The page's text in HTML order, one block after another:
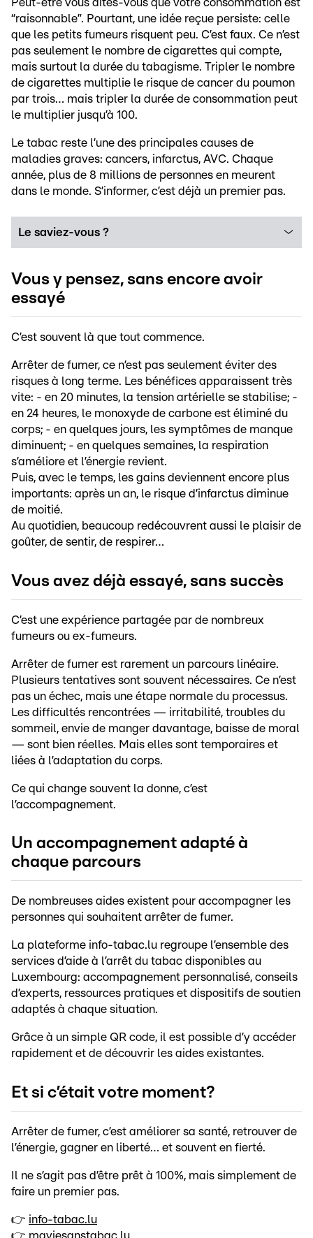
“raisonnable”. Pourtant, une idée reçue persiste: celle
que les petits fumeurs risquent peu. C’est faux. Ce n’est
pas seulement le nombre de cigarettes qui compte,
mais surtout la durée du tabagisme. Tripler le nombre
de cigarettes multiplie le risque de cancer du poumon
par trois… mais tripler la durée de consommation peut
le multiplier jusqu’à 100.
Le tabac reste l’une des principales causes de
maladies graves: cancers, infarctus, AVC. Chaque
année, plus de 8 millions de personnes en meurent
dans le monde. S’informer, c’est déjà un premier pas.
Le saviez-vous ?
Vous y pensez, sans encore avoir
essayé
C’est souvent là que tout commence.
Arrêter de fumer, ce n’est pas seulement éviter des
risques à long terme. Les bénéfices apparaissent très
vite: - en 20 minutes, la tension artérielle se stabilise; -
en 24 heures, le monoxyde de carbone est éliminé du
corps; - en quelques jours, les symptômes de manque
diminuent; - en quelques semaines, la respiration
s’améliore et l’énergie revient.
Puis, avec le temps, les gains deviennent encore plus
importants: après un an, le risque d’infarctus diminue
de moitié.
Au quotidien, beaucoup redécouvrent aussi le plaisir de
goûter, de sentir, de respirer…
Vous avez déjà essayé, sans succès
C’est une expérience partagée par de nombreux
fumeurs ou ex-fumeurs.
Arrêter de fumer est rarement un parcours linéaire.
Plusieurs tentatives sont souvent nécessaires. Ce n’est
pas un échec, mais une étape normale du processus.
Les difficultés rencontrées — irritabilité, troubles du
sommeil, envie de manger davantage, baisse de moral
— sont bien réelles. Mais elles sont temporaires et
liées à l’adaptation du corps.
Ce qui change souvent la donne, c’est
l’accompagnement.
Un accompagnement adapté à
chaque parcours
De nombreuses aides existent pour accompagner les
personnes qui souhaitent arrêter de fumer.
La plateforme info-tabac.lu regroupe l’ensemble des
services d’aide à l’arrêt du tabac disponibles au
Luxembourg: accompagnement personnalisé, conseils
d’experts, ressources pratiques et dispositifs de soutien
adaptés à chaque situation.
Grâce à un simple QR code, il est possible d’y accéder
rapidement et de découvrir les aides existantes.
Et si c’était votre moment?
Arrêter de fumer, c’est améliorer sa santé, retrouver de
l’énergie, gagner en liberté… et souvent en fierté.
Il ne s’agit pas d’être prêt à 100%, mais simplement de
faire un premier pas.
👉 info-tabac.lu